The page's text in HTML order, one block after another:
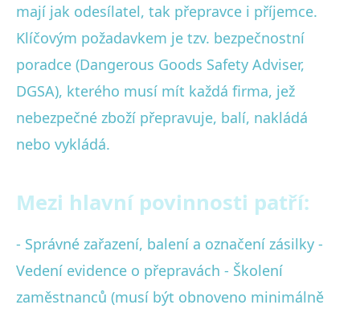
mají jak odesílatel, tak přepravce i příjemce.
Klíčovým požadavkem je tzv. bezpečnostní
poradce (Dangerous Goods Safety Adviser,
DGSA), kterého musí mít každá firma, jež
nebezpečné zboží přepravuje, balí, nakládá
nebo vykládá.
Mezi hlavní povinnosti patří:
- Správné zařazení, balení a označení zásilky -
Vedení evidence o přepravách - Školení
zaměstnanců (musí být obnoveno minimálně